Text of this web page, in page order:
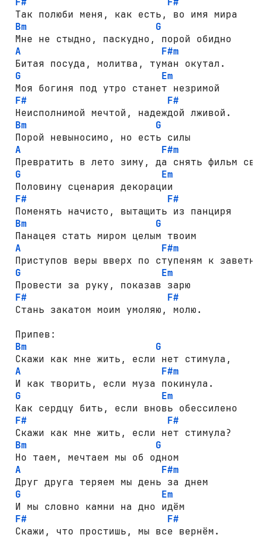
Так полюби меня, как есть, во имя мира
Bm
G
Мне не стыдно, паскудно, порой обидно
A
F#m
Битая посуда, молитва, туман окутал.
G
Em
Моя богиня под утро станет незримой
F#
F#
Неисполнимой мечтой, надеждой лживой.
Bm
G
Порой невыносимо, но есть силы
A
F#m
Превратить в лето зиму, да снять фильм
G
Em
Половину сценария декорации
F#
F#
Поменять начисто, вытащить из панциря
Bm
G
Панацея стать миром целым твоим
A
F#m
Приступов веры вверх по ступеням к
G
Em
Провести за руку, показав зарю
F#
F#
Стань закатом моим умоляю, молю.
Припев:
Bm
G
Скажи как мне жить, если нет стимула,
A
F#m
И как творить, если муза покинула.
G
Em
Как сердцу бить, если вновь обессилено
F#
F#
Скажи как мне жить, если нет стимула?
Bm
G
Но таем, мечтаем мы об одном
A
F#m
Друг друга теряем мы день за днем
G
Em
И мы словно камни на дно идём
F#
F#
Скажи, что простишь, мы все вернём.